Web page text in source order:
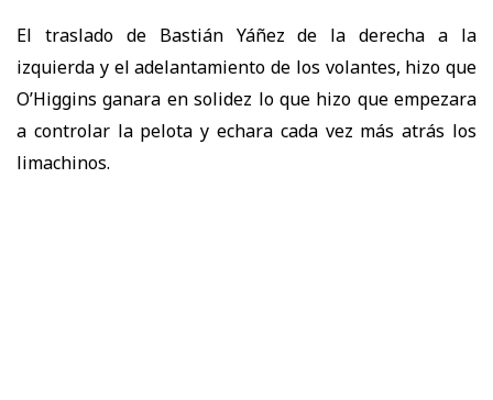
El traslado de Bastián Yáñez de la derecha a la
izquierda y el adelantamiento de los volantes, hizo que
O’Higgins ganara en solidez lo que hizo que empezara
a controlar la pelota y echara cada vez más atrás los
limachinos.